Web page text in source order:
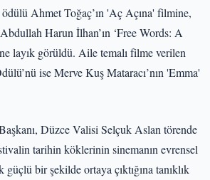
Ahmet Toğaç’ın 'Aç Açına' filmine,
Harun İlhan’ın ‘Free Words: A
layık görüldü. Aile temalı filme verilen
ise Merve Kuş Mataracı’nın 'Emma'
Düzce Valisi Selçuk Aslan törende
tarihin köklerinin sinemanın evrensel
bir şekilde ortaya çıktığına tanıklık